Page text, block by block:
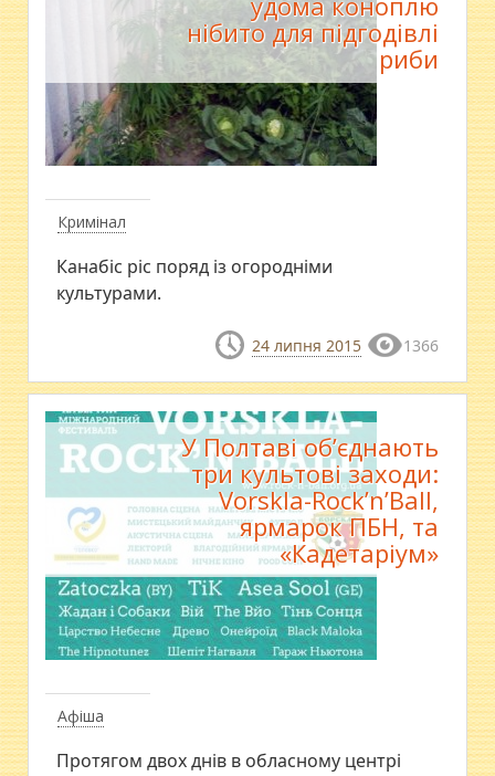
Кримінал
нібито для підгодівлі
риби
Канабіс ріс поряд із огородніми
культурами.
24 липня 2015 1366
Афіша
У Полтаві об’єднають
три культові заходи:
Vorskla-Rock’n’Ball,
ярмарок ПБН, та
«Кадетаріум»
Протягом двох днів в обласному центрі